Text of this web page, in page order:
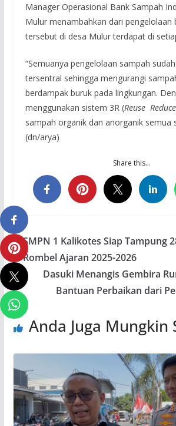
Manager Operasional Bank Sampah
Mulur menambahkan dari pengelolaan
tersebut di desa Mulur terdapat di
“Semuanya pengelolaan sampah
tersentral sehingga mengurangi
berdampak buruk pada lingkungan.
menggunakan sistem 3R (Reuse
sampah organik dan anorganik semua
(dn/arya)
Share this…
SMPN 1 Kalikotes Siap Tampung
Rombel Ajaran 2025-2026
Dasuki Menangis Gembira
Bantuan Perbaikan dari
Anda Juga Mungkin